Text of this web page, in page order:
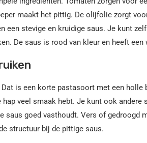
maakt het pittig. De olijfolie zorgt
een stevige en kruidige saus. Je kunt
De saus is rood van kleur en heeft een
is een korte pastasoort met een holle
veel smaak hebt. Je kunt ook andere
goed vasthoudt. Vers of gedroogd
structuur bij de pittige saus.